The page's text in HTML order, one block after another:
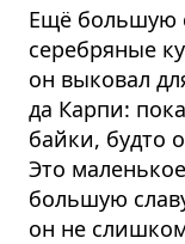
Ещё большую
серебряные
он выковал
да Карпи:
байки, будто
Это
большую
он не